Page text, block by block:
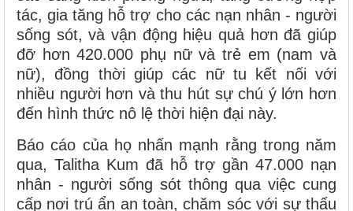
tác, gia tăng hỗ trợ cho các nạn nhân - người
sống sót, và vận động hiệu quả hơn đã giúp
đỡ hơn 420.000 phụ nữ và trẻ em (nam và
nữ), đồng thời giúp các nữ tu kết nối với
nhiều người hơn và thu hút sự chú ý lớn hơn
đến hình thức nô lệ thời hiện đại này.
Báo cáo của họ nhấn mạnh rằng trong năm
qua, Talitha Kum đã hỗ trợ gần 47.000 nạn
nhân - người sống sót thông qua việc cung
cấp nơi trú ẩn an toàn, chăm sóc với sự thấu